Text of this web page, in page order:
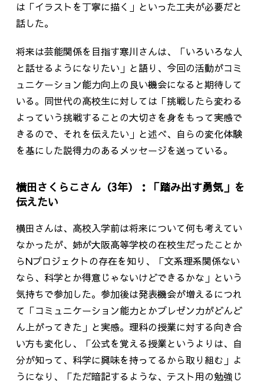
は「イラストを丁寧に描く」といった工夫が必要だと
話した。
将来は芸能関係を目指す寒川さんは、「いろいろな人
と話せるようになりたい」と語り、今回の活動がコミ
ュニケーション能力向上の良い機会になると期待して
いる。同世代の高校生に対しては「挑戦したら変わる
よっていう挑戦することの大切さを身をもって実感で
きるので、それを伝えたい」と述べ、自らの変化体験
を基にした説得力のあるメッセージを送っている。
横田さくらこさん（3年）：「踏み出す勇気」を
伝えたい
横田さんは、高校入学前は将来について何も考えてい
なかったが、姉が大阪高等学校の在校生だったことか
らNプロジェクトの存在を知り、「文系理系関係ない
なら、科学とか得意じゃないけどできるかな」という
気持ちで参加した。参加後は発表機会が増えるにつれ
て「コミュニケーション能力とかプレゼン力がどんど
ん上がってきた」と実感。理科の授業に対する向き合
い方も変化し、「公式を覚える授業というよりは、自
分が知って、科学に興味を持ってるから取り組む」よ
うになり、「ただ暗記するような、テスト用の勉強じ